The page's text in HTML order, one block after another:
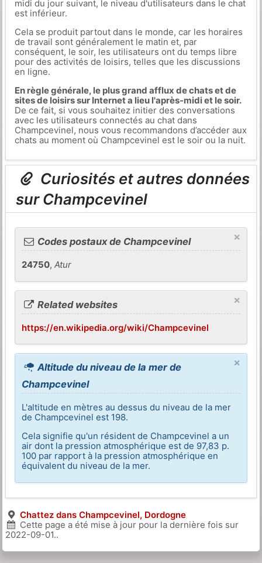
midi du jour suivant, le niveau d'utilisateurs dans le chat
est inférieur.
Cela se produit partout dans le monde, car les horaires
de travail sont généralement le matin et, par
conséquent, le soir, les utilisateurs ont du temps libre
pour des activités de loisirs, telles que les discussions
en ligne.
En règle générale, le plus grand afflux de chats et de
sites de loisirs sur Internet a lieu l'après-midi et le soir.
De ce fait, si vous souhaitez initier des conversations
avec les utilisateurs connectés au chat dans
Champcevinel, nous vous recommandons d’accéder aux
chats au moment où Champcevinel est le soir ou la nuit.
Curiosités et autres données
sur Champcevinel
×
Codes postaux de Champcevinel
24750,Atur
×
Related websites
https://en.wikipedia.org/wiki/Champcevinel
×
Altitude du niveau de la mer de
Champcevinel
L'altitude en mètres au dessus du niveau de la mer
de Champcevinel est 198.
Cela signifie qu'un résident de Champcevinel a un
air dont la pression atmosphérique est de 97,83 p.
100 par rapport à la pression atmosphérique en
équivalent du niveau de la mer.
Chattez dans Champcevinel, Dordogne
Cette page a été mise à jour pour la dernière fois sur
2022-09-01..